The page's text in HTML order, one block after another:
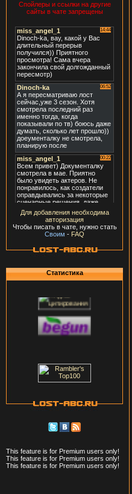
Спойлеры и ссылки на другие
сайты в чате запрещены
Для добавления необходима
авторизация
Чтобы писать в чате, нужно стать
Своим - FAQ
Статистика
This feature is for Premium users only!
This feature is for Premium users only!
This feature is for Premium users only!